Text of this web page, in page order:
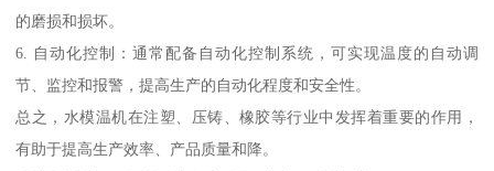
的磨损和损坏。
6. 自动化控制：通常配备自动化控制系统，可实现温度的自动调
节、监控和报警，提高生产的自动化程度和安全性。
总之，水模温机在注塑、压铸、橡胶等行业中发挥着重要的作用，
有助于提高生产效率、产品质量和降。